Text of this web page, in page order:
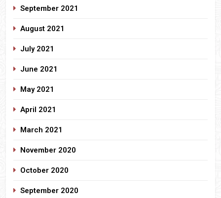
September 2021
August 2021
July 2021
June 2021
May 2021
April 2021
March 2021
November 2020
October 2020
September 2020